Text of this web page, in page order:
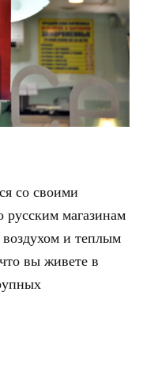
со своими
русским магазинам
и теплым
вы живете в